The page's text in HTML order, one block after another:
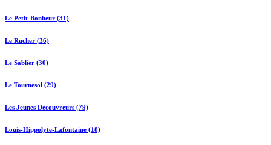
Le Petit-Bonheur (31)
Le Rucher (36)
Le Sablier (30)
Le Tournesol (29)
Les Jeunes Découvreurs (79)
Louis-Hippolyte-Lafontaine (18)